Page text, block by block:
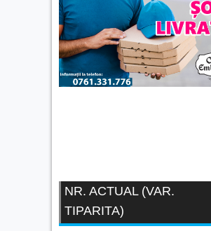
NR. ACTUAL (VAR.
TIPARITA)